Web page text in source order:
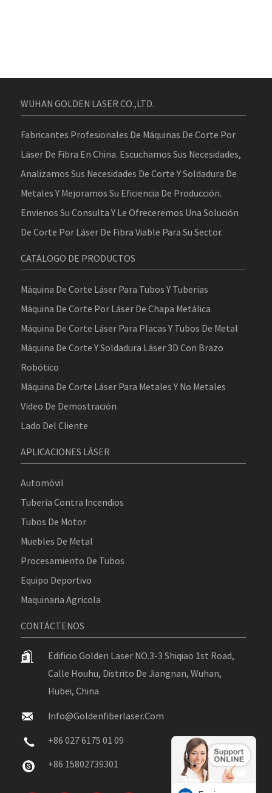
WUHAN GOLDEN LASER CO.,LTD.
Fabricantes Profesionales De Máquinas De Corte Por
Láser De Fibra En China. Escuchamos Sus Necesidades,
Analizamos Sus Necesidades De Corte Y Soldadura De
Metales Y Mejoramos Su Eficiencia De Producción.
Envíenos Su Consulta Y Le Ofreceremos Una Solución
De Corte Por Láser De Fibra Viable Para Su Sector.
CATÁLOGO DE PRODUCTOS
Máquina De Corte Láser Para Tubos Y Tuberías
Máquina De Corte Por Láser De Chapa Metálica
Máquina De Corte Láser Para Placas Y Tubos De Metal
Máquina De Corte Y Soldadura Láser 3D Con Brazo
Robótico
Máquina De Corte Láser Para Metales Y No Metales
Vídeo De Demostración
Lado Del Cliente
APLICACIONES LÁSER
Automóvil
Tubería Contra Incendios
Tubos De Motor
Muebles De Metal
Procesamiento De Tubos
Equipo Deportivo
Maquinaria Agrícola
CONTÁCTENOS
Edificio Golden Laser NO.3-3 Shiqiao 1st Road,
Calle Houhu, Distrito De Jiangnan, Wuhan,
Hubei, China
Info@goldenfiberlaser.com
+86 027 6175 01 09
+86 15802739301